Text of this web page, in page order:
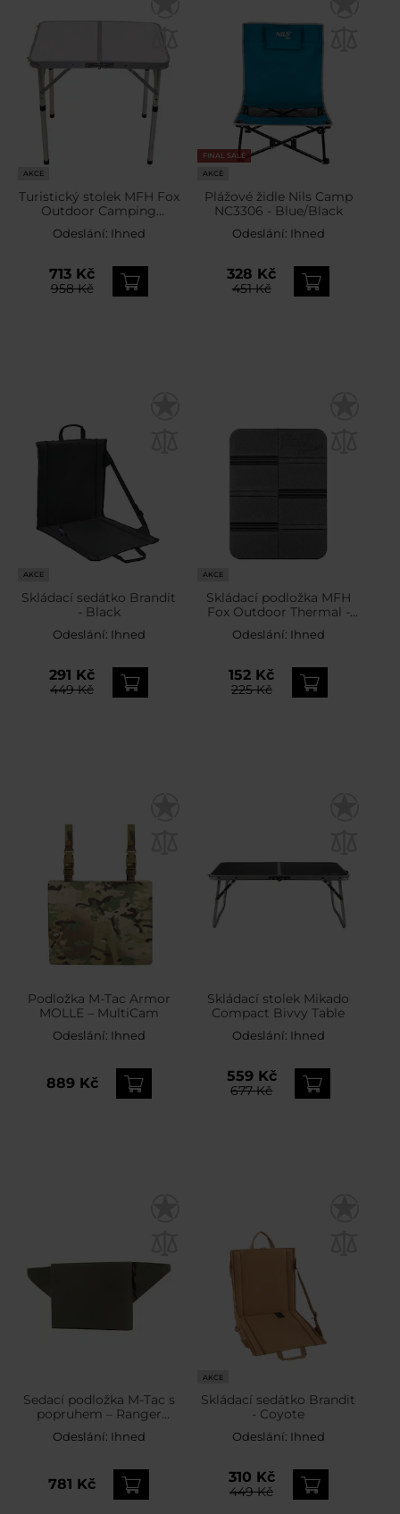
AKCE
Turistický stolek MFH Fox
Outdoor Camping
Aluminium
Odeslání: Ihned
713 Kč
958 Kč
FINAL SALE
AKCE
Plážové židle Nils Camp
NC3306 - Blue/Black
Odeslání: Ihned
328 Kč
451 Kč
AKCE
Skládací sedátko Brandit
- Black
Odeslání: Ihned
291 Kč
449 Kč
AKCE
Skládací podložka MFH
Fox Outdoor Thermal -
Black
Odeslání: Ihned
152 Kč
225 Kč
Podložka M-Tac Armor
MOLLE – MultiCam
Odeslání: Ihned
889 Kč
Skládací stolek Mikado
Compact Bivvy Table
Odeslání: Ihned
559 Kč
677 Kč
Sedací podložka M-Tac s
popruhem – Ranger
Green
Odeslání: Ihned
781 Kč
AKCE
Skládací sedátko Brandit
- Coyote
Odeslání: Ihned
310 Kč
449 Kč